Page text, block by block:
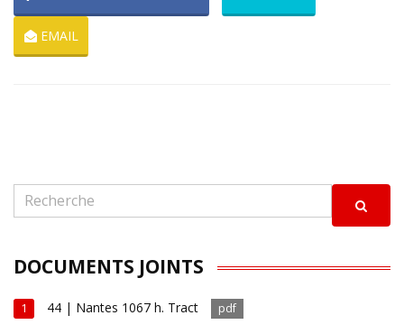
EMAIL
DOCUMENTS JOINTS
1 44 | Nantes 1067 h. Tract pdf